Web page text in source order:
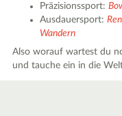
Präzisionssport:
Ausdauersport:
Wandern
Also worauf wartest du
und tauche ein in die